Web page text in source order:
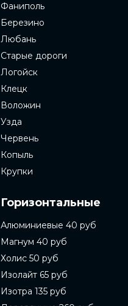
Фаниполь
Березино
Любань
Старые дороги
Логойск
Клецк
Воложин
Узда
Червень
Копыль
Крупки
Горизонтальные
Алюминиевые 40 руб
Магнум 40 руб
Холис 50 руб
Изолайт 65 руб
Изотра 135 руб